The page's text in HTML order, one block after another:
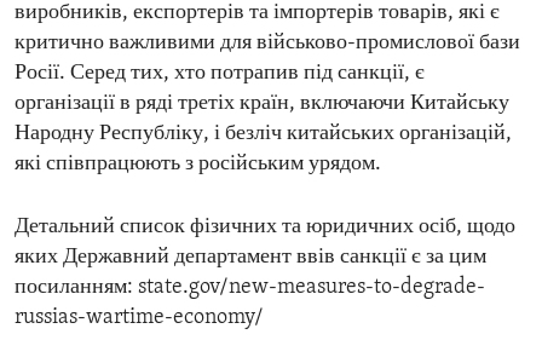
виробників, експортерів та імпортерів товарів, які є
критично важливими для військово-промислової бази
Росії. Серед тих, хто потрапив під санкції, є
організації в ряді третіх країн, включаючи Китайську
Народну Республіку, і безліч китайських організацій,
які співпрацюють з російським урядом.
Детальний список фізичних та юридичних осіб, щодо
яких Державний департамент ввів санкції є за цим
посиланням: state.gov/new-measures-to-degrade-
russias-wartime-economy/